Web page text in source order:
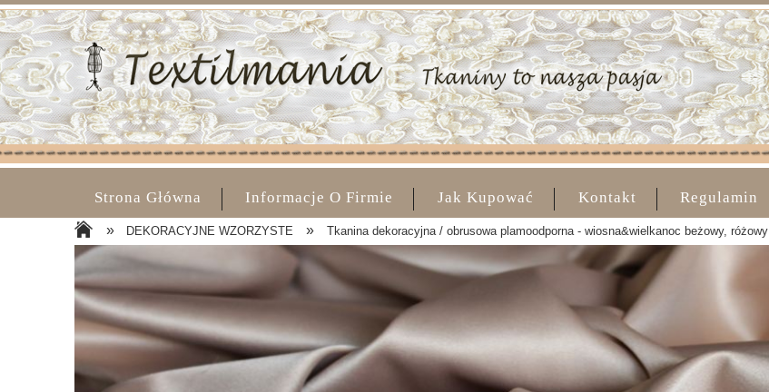
Strona Główna Informacje O Firmie Jak Kupować Kontakt Regulamin
» DEKORACYJNE WZORZYSTE » Tkanina dekoracyjna / obrusowa plamoodporna - wiosna&wielkanoc beżowy, różowy